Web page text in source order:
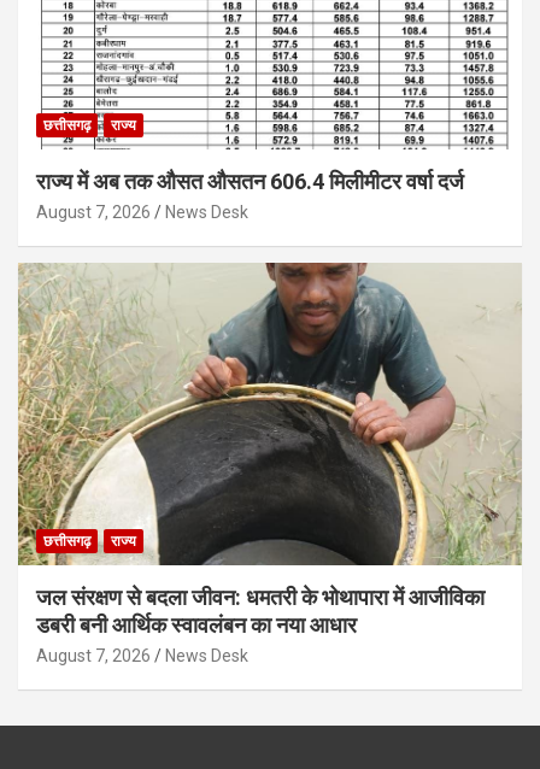
छत्तीसगढ़ राज्य
राज्य में अब तक औसत औसतन 606.4 मिलीमीटर वर्षा दर्ज
August 7, 2026 News Desk
छत्तीसगढ़ राज्य
जल संरक्षण से बदला जीवन: धमतरी के भोथापारा में आजीविका
डबरी बनी आर्थिक स्वावलंबन का नया आधार
August 7, 2026 News Desk